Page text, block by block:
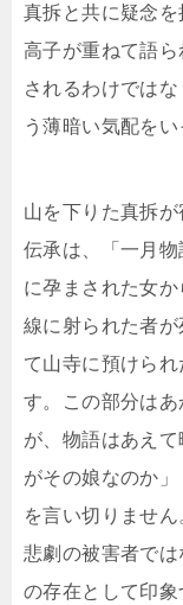
真拆と共に疑念
高子が重ねて語
されるわけでは
う薄暗い気配をい
山を下りた真拆
伝承は、「一月
に孕まされた女
線に射られた者
て山寺に預けら
す。この部分は
が、物語はあえ
がその娘なのか」
を言い切りませ
悲劇の被害者で
の存在として印象